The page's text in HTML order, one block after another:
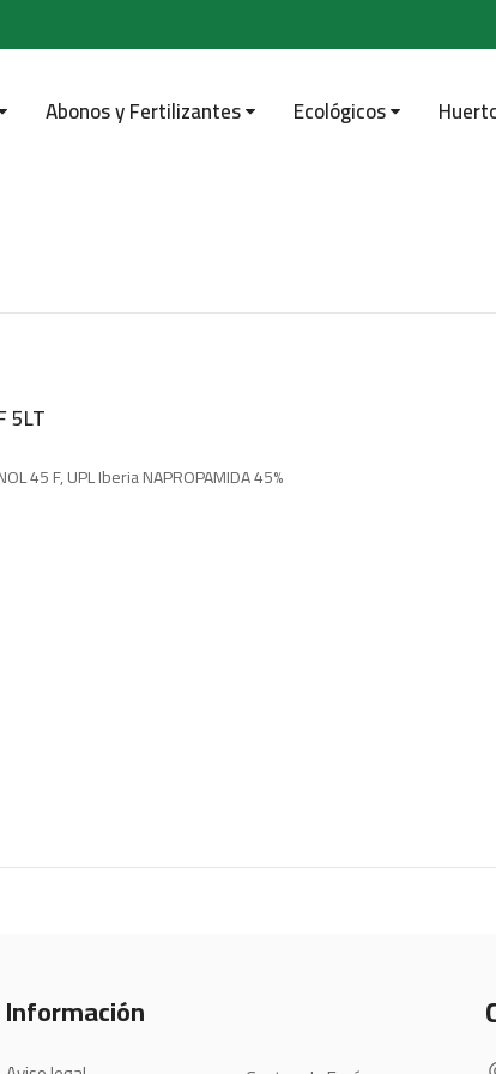
Abonos y Fertilizantes Ecológicos
5LT
45 F, UPL Iberia NAPROPAMIDA 45%
Información